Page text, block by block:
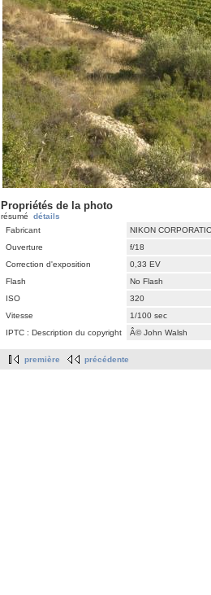
Propriétés de la photo
résumé détails
Fabricant
NIKON
Ouverture
f/18
Correction d'exposition
0,33 EV
Flash
No Flash
ISO
320
Vitesse
1/100 sec
IPTC : Description du copyright
Â© John Walsh
première précédente